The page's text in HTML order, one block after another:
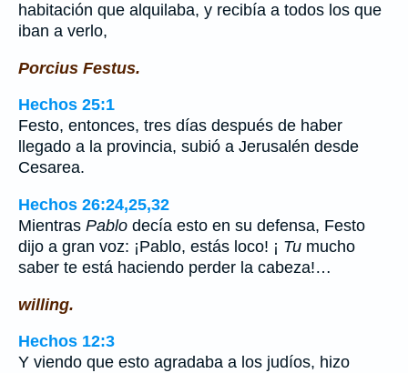
habitación que alquilaba, y recibía a todos los que
iban a verlo,
Porcius Festus.
Hechos 25:1
Festo, entonces, tres días después de haber
llegado a la provincia, subió a Jerusalén desde
Cesarea.
Hechos 26:24,25,32
Mientras Pablo decía esto en su defensa, Festo
dijo a gran voz: ¡Pablo, estás loco! ¡ Tu mucho
saber te está haciendo perder la cabeza!…
willing.
Hechos 12:3
Y viendo que esto agradaba a los judíos, hizo